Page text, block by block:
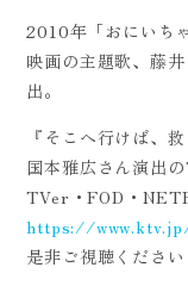
2010年「おにいち
映画の主題歌、藤
出。
『そこへ行けば、
国本雅広さん演出
TVer・FOD・
https://
是非ご視聴ください